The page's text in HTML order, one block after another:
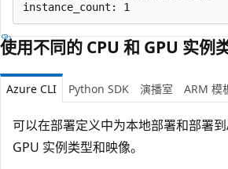
使用不同的 CPU 和 GPU 实例
Azure CLI Python SDK 演播室 ARM 模
可以在部署定义中为本地部署和部署
GPU 实例类型和映像。